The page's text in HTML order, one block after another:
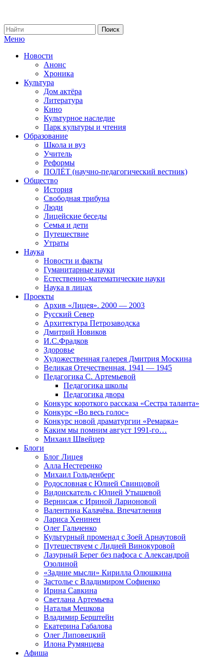
Меню
Новости
Анонс
Хроника
Культура
Дом актёра
Литература
Кино
Культурное наследие
Парк культуры и чтения
Образование
Школа и вуз
Учитель
Реформы
ПОЛЁТ (научно-педагогический вестник)
Общество
История
Свободная трибуна
Люди
Лицейские беседы
Семья и дети
Путешествие
Утраты
Наука
Новости и факты
Гуманитарные науки
Естественно-математические науки
Наука в лицах
Проекты
Архив «Лицея». 2000 — 2003
Русский Север
Архитектура Петрозаводска
Дмитрий Новиков
И.С.Фрадков
Здоровье
Художественная галерея Дмитрия Москина
Великая Отечественная. 1941 — 1945
Педагогика С. Артемьевой
Педагогика школы
Педагогика двора
Конкурс короткого рассказа «Сестра таланта»
Конкурс «Во весь голос»
Конкурс новой драматургии «Ремарка»
Каким мы помним август 1991-го…
Михаил Швейцер
Блоги
Блог Лицея
Алла Нестеренко
Михаил Гольденберг
Родословная с Юлией Свинцовой
Видоискатель с Юлией Утышевой
Вернисаж с Ириной Ларионовой
Валентина Калачёва. Впечатления
Лариса Хенинен
Олег Гальченко
Культурный променад с Зоей Арнаутовой
Путешествуем с Лидией Винокуровой
Лазурный Берег без пафоса с Александрой
Озолиной
«Задние мысли» Кирилла Олюшкина
Застолье с Владимиром Софиенко
Ирина Савкина
Светлана Артемьева
Наталья Мешкова
Владимир Берштейн
Екатерина Габалова
Олег Липовецкий
Илона Румянцева
Афиша